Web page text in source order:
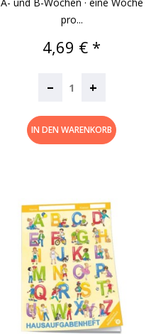
pro...
Preis
4,69 € *
– +
IN DEN WARENKORB